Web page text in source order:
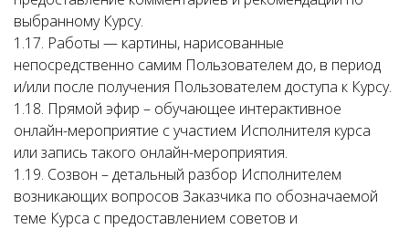
выбранному Курсу.
1.17. Работы — картины, нарисованные
непосредственно самим Пользователем до, в период
и/или после получения Пользователем доступа к Курсу.
1.18. Прямой эфир – обучающее интерактивное
онлайн-мероприятие с участием Исполнителя курса
или запись такого онлайн-мероприятия.
1.19. Созвон – детальный разбор Исполнителем
возникающих вопросов Заказчика по обозначаемой
теме Курса с предоставлением советов и